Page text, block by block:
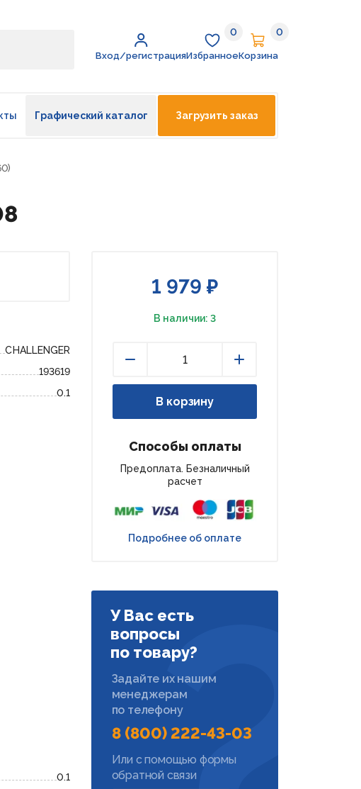
Вход/регистрация
Избранное
0
Избранное
Корзина
0
Корзина
Графический каталог Загрузить заказ
CHALLENGER
193619
0.1
0.1
1 979 ₽
В наличии: 3
В корзину
Способы оплаты
Предоплата. Безналичный
расчет
Подробнее об оплате
У Вас есть
вопросы
по товару?
Задайте их нашим
менеджерам
по телефону
8 (800) 222-43-03
Или с помощью формы
обратной связи